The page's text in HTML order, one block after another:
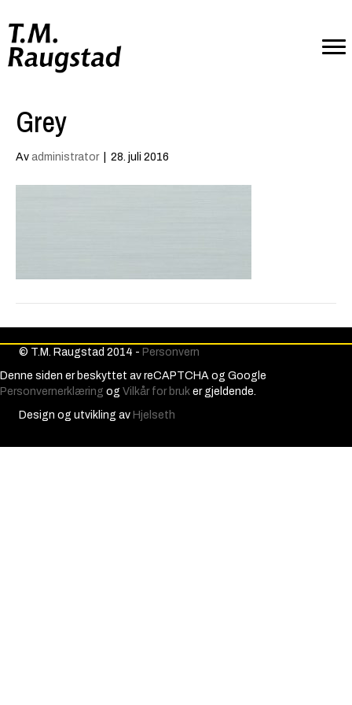
Grey
Av administrator 28. juli 2016
© T.M. Raugstad 2014 - Personvern
Denne siden er beskyttet av reCAPTCHA og Google
Personvernerklæring og Vilkår for bruk er gjeldende.
Design og utvikling av Hjelseth